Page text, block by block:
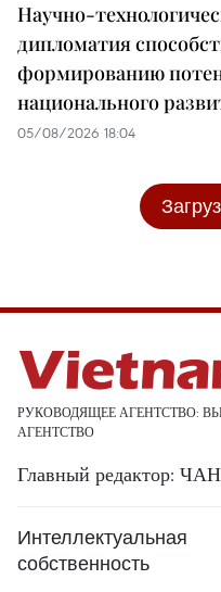
Научно-
дипломатия
формированию
национального
05/08/2026 18:04
РУКОВОДЯЩЕЕ АГЕНТСТВО:
АГЕНТСТВО
Главный редактор:
Интеллектуальная
собственность